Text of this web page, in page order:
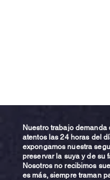
Nuestro trabajo demanda
atentos las 24 horas del
expongamos nuestra
preservar la suya y de su
Nosotros no recibimos
es más, siempre traman